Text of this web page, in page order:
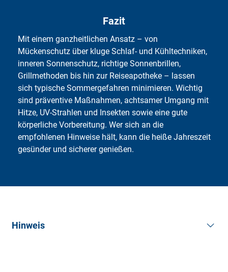
Fazit
Mit einem ganzheitlichen Ansatz – von
Mückenschutz über kluge Schlaf- und Kühltechniken,
inneren Sonnenschutz, richtige Sonnenbrillen,
Grillmethoden bis hin zur Reiseapotheke – lassen
sich typische Sommergefahren minimieren. Wichtig
sind präventive Maßnahmen, achtsamer Umgang mit
Hitze, UV-Strahlen und Insekten sowie eine gute
körperliche Vorbereitung. Wer sich an die
empfohlenen Hinweise hält, kann die heiße Jahreszeit
gesünder und sicherer genießen.
Hinweis